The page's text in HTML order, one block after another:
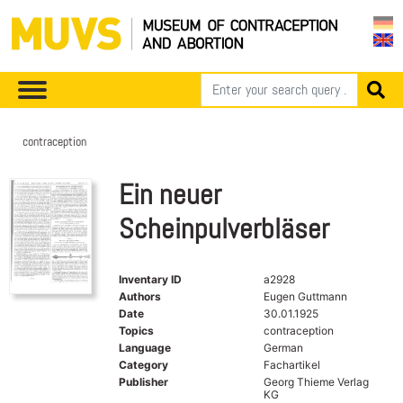
contraception
Ein neuer
Scheinpulverbläser
Inventary ID
a2928
Authors
Eugen Guttmann
Date
30.01.1925
Topics
contraception
Language
German
Category
Fachartikel
Publisher
Georg Thieme Verlag
KG